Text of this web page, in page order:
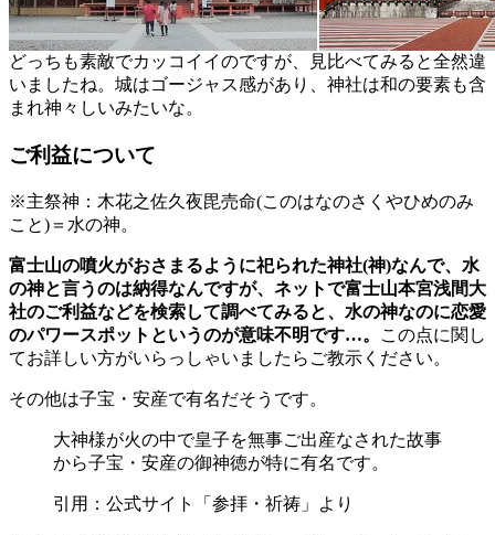
どっちも素敵でカッコイイのですが、見比べてみると全然違
いましたね。城はゴージャス感があり、神社は和の要素も含
まれ神々しいみたいな。
ご利益について
※主祭神：木花之佐久夜毘売命(このはなのさくやひめのみ
こと)＝水の神。
富士山の噴火がおさまるように祀られた神社(神)なんで、水
の神と言うのは納得なんですが、ネットで富士山本宮浅間大
社のご利益などを検索して調べてみると、水の神なのに恋愛
のパワースポットというのが意味不明です…。
この点に関し
てお詳しい方がいらっしゃいましたらご教示ください。
その他は子宝・安産で有名だそうです。
大神様が火の中で皇子を無事ご出産なされた故事
から子宝・安産の御神徳が特に有名です。
引用：公式サイト「参拝・祈祷」より